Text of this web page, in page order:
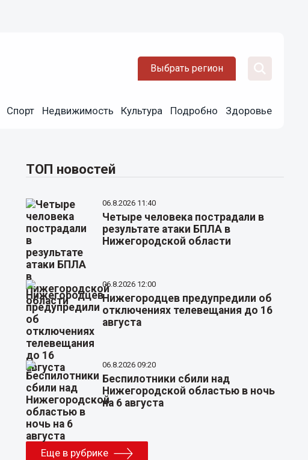
Выбрать регион
Спорт Недвижимость Культура Подробно Здоровье
ТОП новостей
06.8.2026 11:40
Четыре человека пострадали в
результате атаки БПЛА в
Нижегородской области
06.8.2026 12:00
Нижегородцев предупредили об
отключениях телевещания до 16
августа
06.8.2026 09:20
Беспилотники сбили над
Нижегородской областью в ночь
на 6 августа
Еще в рубрике